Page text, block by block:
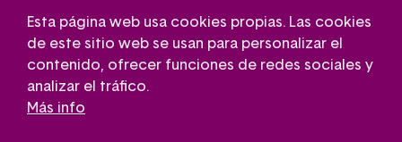
Transporte adaptado
Conserjería
Esta página web usa cookies propias. Las cookies
de este sitio web se usan para personalizar el
contenido, ofrecer funciones de redes sociales y
analizar el tráfico.
Más info